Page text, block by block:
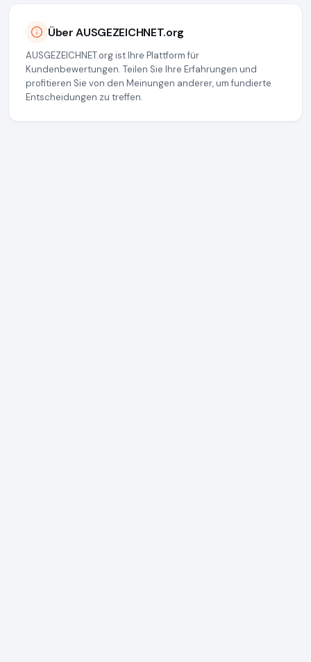
Über AUSGEZEICHNET.org
AUSGEZEICHNET.org ist Ihre Plattform für
Kundenbewertungen. Teilen Sie Ihre Erfahrungen und
profitieren Sie von den Meinungen anderer, um fundierte
Entscheidungen zu treffen.